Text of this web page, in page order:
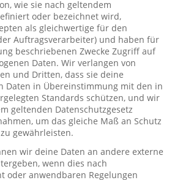
wie sie nach geltendem
oder bezeichnet wird,
als gleichwertige für den
Auftragsverarbeiter) und haben für
beschriebenen Zwecke Zugriff auf
Daten. Wir verlangen von
und Dritten, dass sie deine
Daten in Übereinstimmung mit den in
Standards schützen, und wir
geltenden Datenschutzgesetz
um das gleiche Maß an Schutz
gewährleisten.
wir deine Daten an andere externe
wenn dies nach
oder anwendbaren Regelungen